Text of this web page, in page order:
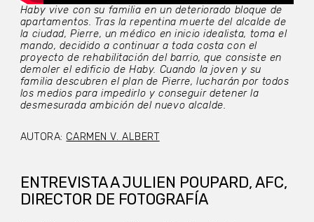
Haby vive con su familia en un deteriorado bloque de
apartamentos. Tras la repentina muerte del alcalde de
la ciudad, Pierre, un médico en inicio idealista, toma el
mando, decidido a continuar a toda costa con el
proyecto de rehabilitación del barrio, que consiste en
demoler el edificio de Haby. Cuando la joven y su
familia descubren el plan de Pierre, lucharán por todos
los medios para impedirlo y conseguir detener la
desmesurada ambición del nuevo alcalde.
AUTORA: CARMEN V. ALBERT
ENTREVISTA A JULIEN POUPARD, AFC,
DIRECTOR DE FOTOGRAFÍA